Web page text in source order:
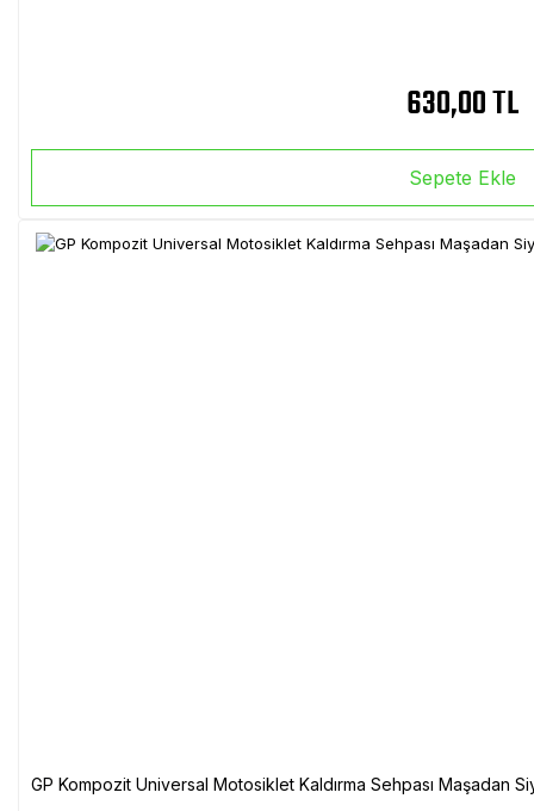
630,00 TL
Sepete Ekle
GP Kompozit Universal Motosiklet Kaldırma Sehpası Maşadan